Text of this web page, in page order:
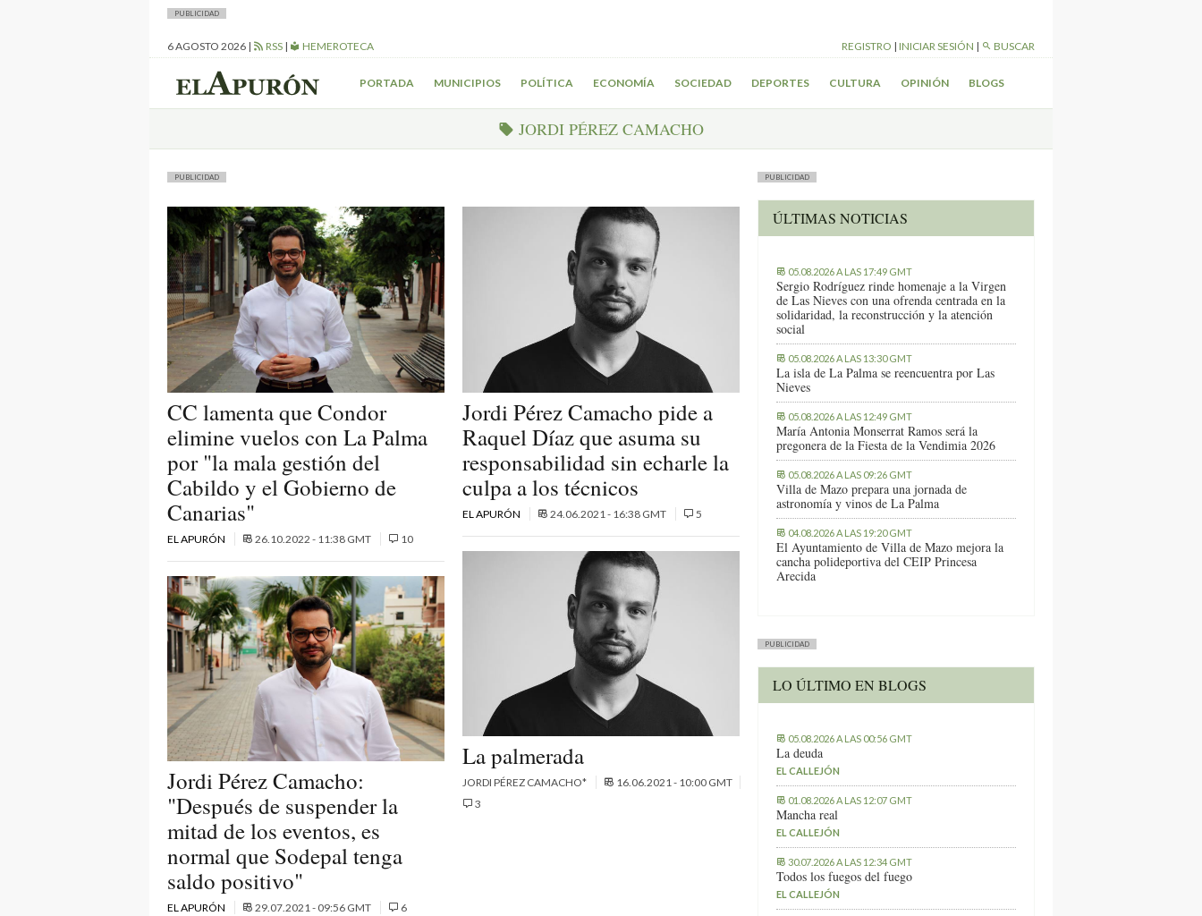
PUBLICIDAD
6 AGOSTO 2026 | RSS | HEMEROTECA REGISTRO | INICIAR SESIÓN | BUSCAR
PORTADA MUNICIPIOS POLÍTICA ECONOMÍA SOCIEDAD DEPORTES CULTURA OPINIÓN BLOGS
JORDI PÉREZ CAMACHO
PUBLICIDAD
CC lamenta que Condor
elimine vuelos con La Palma
por "la mala gestión del
Cabildo y el Gobierno de
Canarias"
EL APURÓN 26.10.2022 - 11:38 GMT 10
Jordi Pérez Camacho:
"Después de suspender la
mitad de los eventos, es
normal que Sodepal tenga
saldo positivo"
EL APURÓN 29.07.2021 - 09:56 GMT 6
Jordi Pérez Camacho pide a
Raquel Díaz que asuma su
responsabilidad sin echarle la
culpa a los técnicos
EL APURÓN 24.06.2021 - 16:38 GMT 5
La palmerada
JORDI PÉREZ CAMACHO*
16.06.2021 - 10:00 GMT
3
PUBLICIDAD
ÚLTIMAS NOTICIAS
05.08.2026 A LAS 17:49 GMT
Sergio Rodríguez rinde homenaje a la Virgen
de Las Nieves con una ofrenda centrada en la
solidaridad, la reconstrucción y la atención
social
05.08.2026 A LAS 13:30 GMT
La isla de La Palma se reencuentra por Las
Nieves
05.08.2026 A LAS 12:49 GMT
María Antonia Monserrat Ramos será la
pregonera de la Fiesta de la Vendimia 2026
05.08.2026 A LAS 09:26 GMT
Villa de Mazo prepara una jornada de
astronomía y vinos de La Palma
04.08.2026 A LAS 19:20 GMT
El Ayuntamiento de Villa de Mazo mejora la
cancha polideportiva del CEIP Princesa
Arecida
PUBLICIDAD
LO ÚLTIMO EN BLOGS
05.08.2026 A LAS 00:56 GMT
La deuda
EL CALLEJÓN
01.08.2026 A LAS 12:07 GMT
Mancha real
EL CALLEJÓN
30.07.2026 A LAS 12:34 GMT
Todos los fuegos del fuego
EL CALLEJÓN